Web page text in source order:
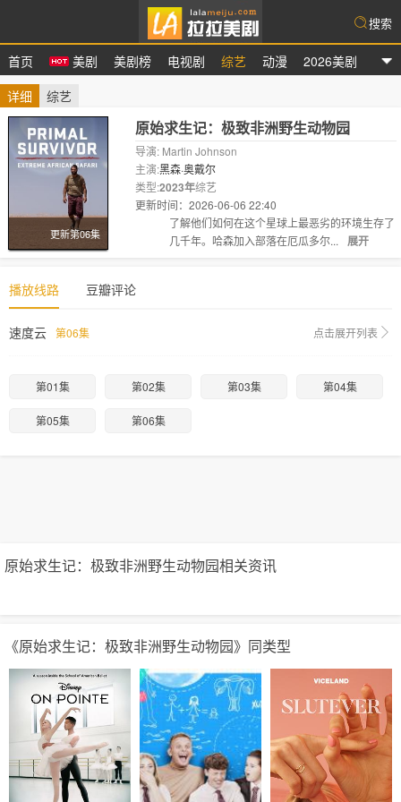
首页 美剧 美剧榜 电视剧 综艺 动漫 2026美剧
搜索
详细 综艺
更新第06集
原始求生记：极致非洲野生动物园
导演: Martin Johnson
主演:黑森·奥戴尔
类型:2023年综艺
更新时间：2026-06-06 22:40
了解他们如何在这个星球上最恶劣的环境生存了
几千年。哈森加入部落在厄瓜多尔...
展开
播放线路 豆瓣评论
速度云 第06集 点击展开列表
第01集 第02集 第03集 第04集
第05集 第06集
原始求生记：极致非洲野生动物园相关资讯
《原始求生记：极致非洲野生动物园》同类型